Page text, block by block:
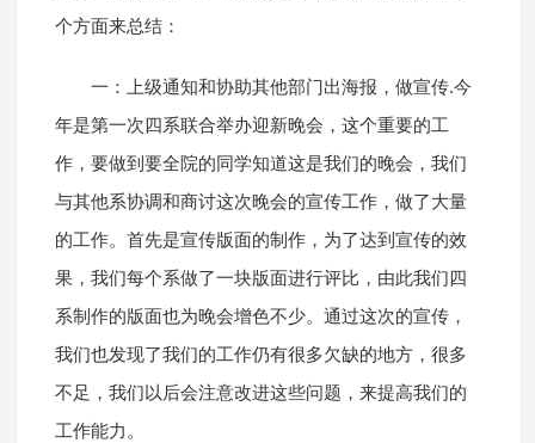
个方面来总结：
一：上级通知和协助其他部门出海报，做宣传.今
年是第一次四系联合举办迎新晚会，这个重要的工
作，要做到要全院的同学知道这是我们的晚会，我们
与其他系协调和商讨这次晚会的宣传工作，做了大量
的工作。首先是宣传版面的制作，为了达到宣传的效
果，我们每个系做了一块版面进行评比，由此我们四
系制作的版面也为晚会增色不少。通过这次的宣传，
我们也发现了我们的工作仍有很多欠缺的地方，很多
不足，我们以后会注意改进这些问题，来提高我们的
工作能力。